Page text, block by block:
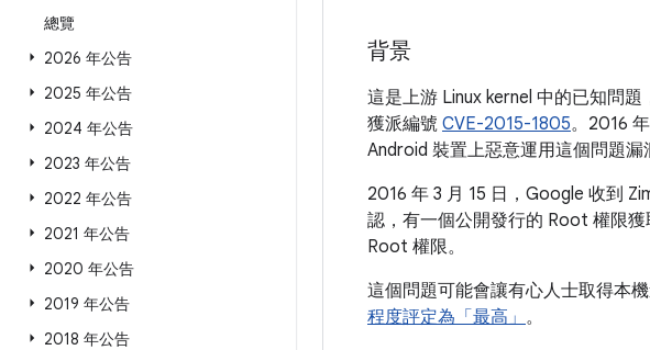
總覽
2026 年公告
2025 年公告
2024 年公告
2023 年公告
2022 年公告
2021 年公告
2020 年公告
2019 年公告
2018 年公告
背景
這是上游 Linux kernel 中的已知問
獲派編號 CVE-2015-1805。2016
Android 裝置上惡意運用這個問題漏
2016 年 3 月 15 日，Google 收到
認，有一個公開發行的 Root 權限
Root 權限。
這個問題可能會讓有心人士取得本
程度評定為「最高」 。